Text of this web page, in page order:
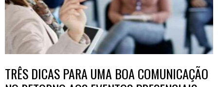
TRÊS DICAS PARA UMA BOA COMUNICAÇÃO